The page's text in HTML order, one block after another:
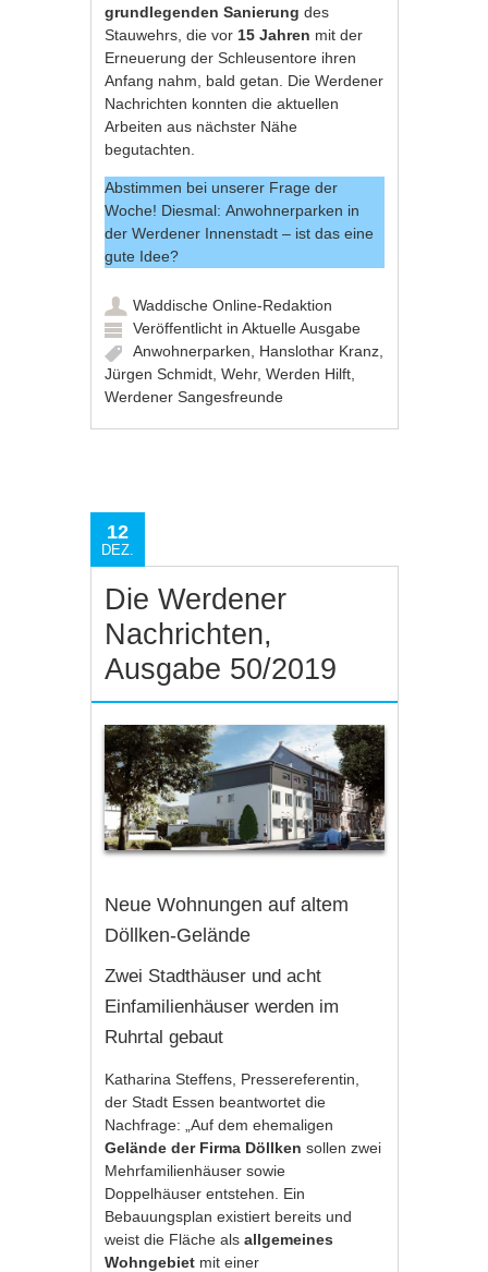
grundlegenden Sanierung des
Stauwehrs, die vor15 Jahren mit der
Erneuerung der Schleusentore ihren
Anfang nahm, bald getan. Die Werdener
Nachrichten konnten die aktuellen
Arbeiten aus nächster Nähe
begutachten.
Abstimmen bei unserer Frage der
Woche! Diesmal: Anwohnerparken in
der Werdener Innenstadt – ist das eine
gute Idee?
Waddische Online-Redaktion
Veröffentlicht inAktuelle Ausgabe
Anwohnerparken, Hanslothar Kranz,
Jürgen Schmidt,Wehr,Werden Hilft,
Werdener Sangesfreunde
12
DEZ.
Die Werdener
Nachrichten,
Ausgabe 50/2019
Neue Wohnungen auf altem
Döllken-Gelände
Zwei Stadthäuser und acht
Einfamilienhäuser werden im
Ruhrtal gebaut
Katharina Steffens, Pressereferentin,
der Stadt Essen beantwortet die
Nachfrage: „Auf dem ehemaligen
Gelände der Firma Döllken sollen zwei
Mehrfamilienhäuser sowie
Doppelhäuser entstehen. Ein
Bebauungsplan existiert bereits und
weist die Fläche alsallgemeines
Wohngebiet mit einer